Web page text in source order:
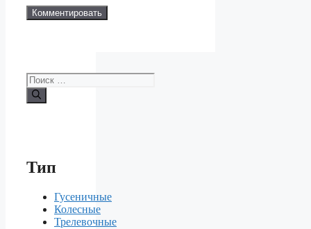
Поиск:
Тип
Гусеничные
Колесные
Трелевочные